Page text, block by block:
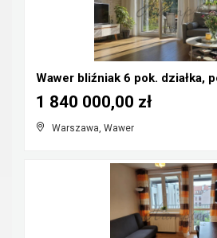
Wawer bliźniak 6 pok. działka,
Warszawa, Wawer
1 840 000,00 zł